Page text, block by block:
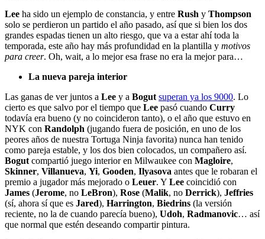
Lee ha sido un ejemplo de constancia, y entre Rush y Thompson
solo se perdieron un partido el año pasado, así que si bien los dos
grandes espadas tienen un alto riesgo, que va a estar ahí toda la
temporada, este año hay más profundidad en la plantilla y motivos
para creer. Oh, wait, a lo mejor esa frase no era la mejor para…
La nueva pareja interior
Las ganas de ver juntos a Lee y a Bogut superan ya los 9000. Lo
cierto es que salvo por el tiempo que Lee pasó cuando Curry
todavía era bueno (y no coincideron tanto), o el año que estuvo en
NYK con Randolph (jugando fuera de posición, en uno de los
peores años de nuestra Tortuga Ninja favorita) nunca han tenido
como pareja estable, y los dos bien colocados, un compañero así.
Bogut compartió juego interior en Milwaukee con Magloire,
Skinner, Villanueva, Yi, Gooden, Ilyasova antes que le robaran el
premio a jugador más mejorado o Leuer. Y Lee coincidió con
James (Jerome, no LeBron), Rose (Malik, no Derrick), Jeffries
(sí, ahora sí que es Jared), Harrington, Biedrins (la versión
reciente, no la de cuando parecía bueno), Udoh, Radmanovic… así
que normal que estén deseando compartir pintura.